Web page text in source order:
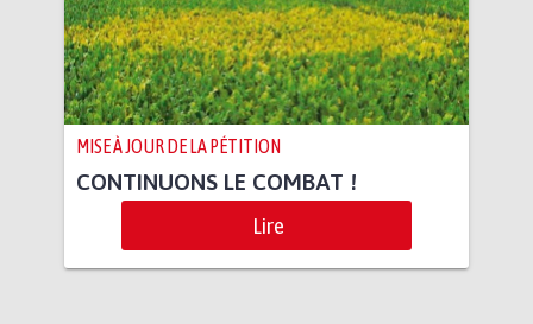
MISE À JOUR DE LA PÉTITION
CONTINUONS LE COMBAT !
Lire